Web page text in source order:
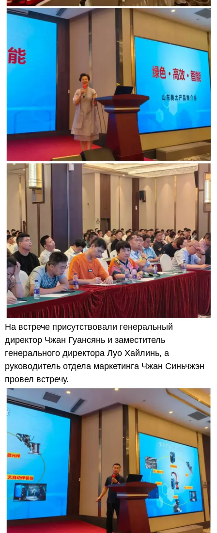
На встрече присутствовали генеральный
директор Чжан Гуансянь и заместитель
генерального директора Луо Хайлинь, а
руководитель отдела маркетинга Чжан Синьчжэн
провел встречу.